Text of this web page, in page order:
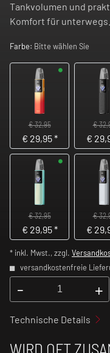
Tankvolumen und
Komfort für unterwegs.
Farbe: Bitte wählen Sie
€ 32,95
€ 29,95*
€
€
€ 32,95
€ 29,95*
€
€
* inkl. Mwst., zzgl.
versandkostenfreie
- +
Technische Details
WIRD OFT